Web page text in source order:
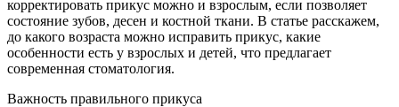
корректировать прикус можно и взрослым, если позволяет
состояние зубов, десен и костной ткани. В статье расскажем,
до какого возраста можно исправить прикус, какие
особенности есть у взрослых и детей, что предлагает
современная стоматология.
Важность правильного прикуса